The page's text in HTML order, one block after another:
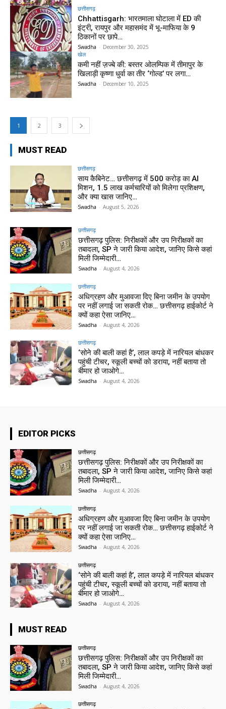
छत्तीसगढ़
Chhattisgarh: भारतमाला घोटाला में ED की
इंट्री, रायपुर और महासमंद में भू-माफिया के 9
ठिकानों पर छापे…
Swadha - December 30, 2025
खेल
कमी नहीं ज़ज्बे की: बस्तर ओलम्पिक में तीमापुर के
खिलाड़ी कृष्णा धुर्वा का तीर ‘गोल्ड’ पर लगा…
Swadha - December 10, 2025
1 2 3
MUST READ
छत्तीसगढ़
साय कैबिनेट… छत्तीसगढ़ में 500 करोड़ का AI
मिशन, 1.5 लाख कर्मचारियों को मिलेगा प्रशिक्षण,
और क्या खास जानिए…
Swadha - August 5, 2026
छत्तीसगढ़
छत्तीसगढ़ पुलिस: निरीक्षकों और उप निरीक्षकों का
तबादला, SP ने जारी किया आदेश, जानिए किसे कहां
मिली जिम्मेदारी…
Swadha - August 4, 2026
छत्तीसगढ़
अधिग्रहण और मुआवजा दिए बिना जमीन के उपयोग
पर नहीं लगाई जा सकती रोक… छत्तीसगढ़ हाईकोर्ट ने
क्यों कहा ऐसा जानिए…
Swadha - August 4, 2026
छत्तीसगढ़
‘सोने की बाली कहां है’, लाल कपड़े में नारियल बांधकर
पहुंची टीचर, स्कूली बच्चों को डराया, नहीं बताया तो
बीमार हो जाओगे…
Swadha - August 4, 2026
EDITOR PICKS
छत्तीसगढ़
छत्तीसगढ़ पुलिस: निरीक्षकों और उप निरीक्षकों का
तबादला, SP ने जारी किया आदेश, जानिए किसे कहां
मिली जिम्मेदारी…
Swadha - August 4, 2026
छत्तीसगढ़
अधिग्रहण और मुआवजा दिए बिना जमीन के उपयोग
पर नहीं लगाई जा सकती रोक… छत्तीसगढ़ हाईकोर्ट ने
क्यों कहा ऐसा जानिए…
Swadha - August 4, 2026
छत्तीसगढ़
‘सोने की बाली कहां है’, लाल कपड़े में नारियल बांधकर
पहुंची टीचर, स्कूली बच्चों को डराया, नहीं बताया तो
बीमार हो जाओगे…
Swadha - August 4, 2026
MUST READ
छत्तीसगढ़
छत्तीसगढ़ पुलिस: निरीक्षकों और उप निरीक्षकों का
तबादला, SP ने जारी किया आदेश, जानिए किसे कहां
मिली जिम्मेदारी…
Swadha - August 4, 2026
छत्तीसगढ़